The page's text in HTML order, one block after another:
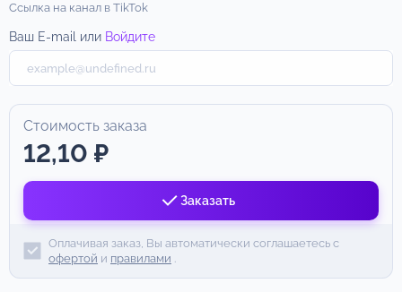
Ссылка на канал в TikTok
Ваш E-mail или Войдите
Стоимость заказа
12,10 ₽
Заказать
Оплачивая заказ, Вы автоматически соглашаетесь с
офертой и правилами .